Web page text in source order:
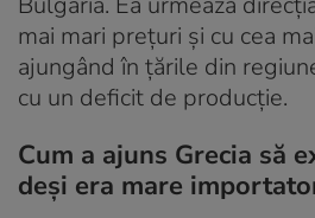
mai mari prețuri și cu cea
ajungând în țările din
cu un deficit de producție.
Cum a ajuns Grecia să
deși era mare